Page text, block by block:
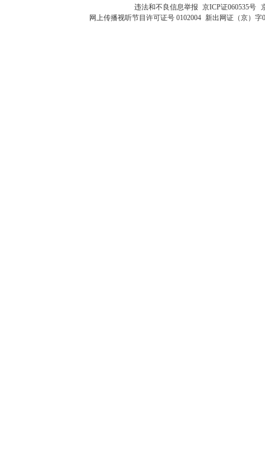
违法和不良信息举报 京ICP证060535号
网上传播视听节目许可证号 0102004 新出网证（京）